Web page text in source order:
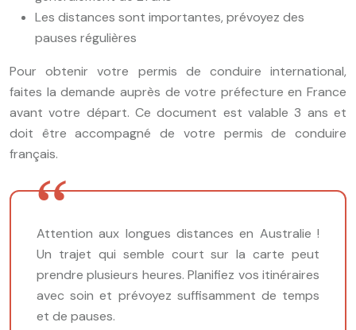
Les distances sont importantes, prévoyez des
pauses régulières
Pour obtenir votre permis de conduire international,
faites la demande auprès de votre préfecture en France
avant votre départ. Ce document est valable 3 ans et
doit être accompagné de votre permis de conduire
français.
Attention aux longues distances en Australie !
Un trajet qui semble court sur la carte peut
prendre plusieurs heures. Planifiez vos itinéraires
avec soin et prévoyez suffisamment de temps
et de pauses.